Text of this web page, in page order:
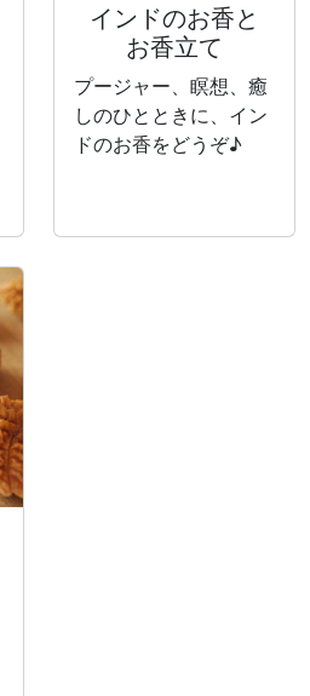
インドのお香と
お香立て
プージャー、瞑想、癒
しのひとときに、イン
ドのお香をどうぞ♪